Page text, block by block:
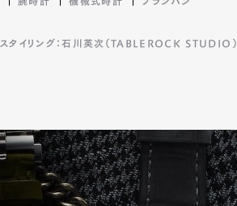
スタイリング：石川英次（TABLEROCK STUDIO）